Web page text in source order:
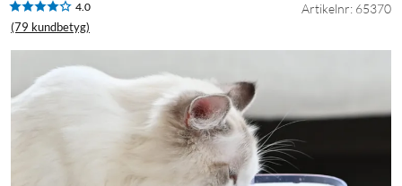
4.0
(79 kundbetyg)
Artikelnr: 65370